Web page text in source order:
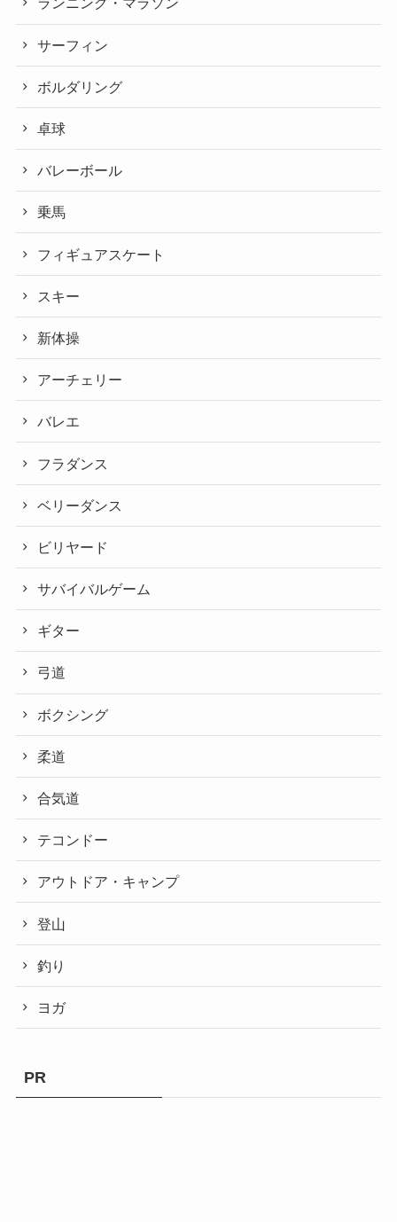
サーフィン
ボルダリング
卓球
バレーボール
乗馬
フィギュアスケート
スキー
新体操
アーチェリー
バレエ
フラダンス
ベリーダンス
ビリヤード
サバイバルゲーム
ギター
弓道
ボクシング
柔道
合気道
テコンドー
アウトドア・キャンプ
登山
釣り
ヨガ
PR